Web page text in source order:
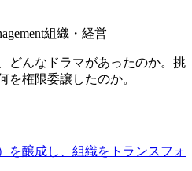
組織・経営
どんなドラマがあったのか。挑
を権限委譲したのか。
を醸成し、組織をトランスフォ